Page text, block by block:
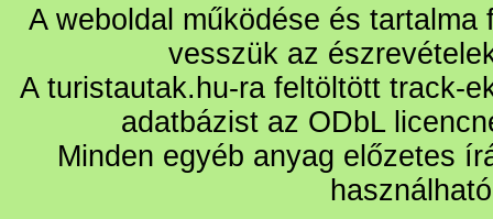
A weboldal működése és
vesszük az
A turistautak.hu-ra feltöltött track-
adatbázist az ODbL
Minden egyéb anyag előzetes